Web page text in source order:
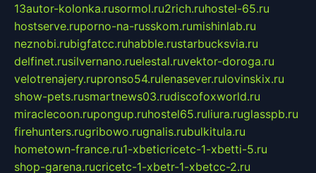
13autor-kolonka.rusormol.ru2rich.ruhostel-65.ru
hostserve.ruporno-na-russkom.rumishinlab.ru
neznobi.rubigfatcc.ruhabble.rustarbucksvia.ru
delfinet.rusilvernano.ruelestal.ruvektor-doroga.ru
velotrenajery.rupronso54.rulenasever.rulovinskix.ru
show-pets.rusmartnews03.rudiscofoxworld.ru
miraclecoon.rupongup.ruhostel65.ruliura.ruglasspb.ru
firehunters.rugribowo.rugnalis.rubulkitula.ru
hometown-france.ru1-xbeticricetc-1-xbetti-5.ru
shop-garena.rucricetc-1-xbetr-1-xbetcc-2.ru